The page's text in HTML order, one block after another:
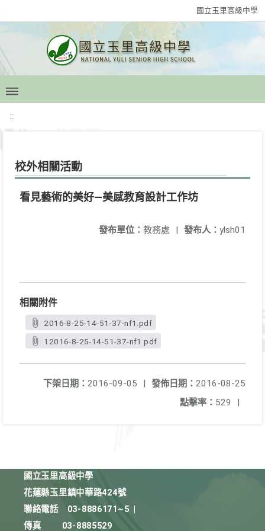
國立玉里高級中學
:::
校外相關活動
看見藝術的美好—美感教育設計工作坊
發布人： ylsh01
發布單位： 教務處 |
相關附件
2016-8-25-14-51-37-nf1.pdf
12016-8-25-14-51-37-nf1.pdf
發佈日期： 2016-08-25
下架日期： 2016-09-05
|
點擊率： 529 |
國立玉里高級中學
花蓮縣玉里鎮中華路424號
聯絡電話
03-8886171~5
傳真
03-8885529